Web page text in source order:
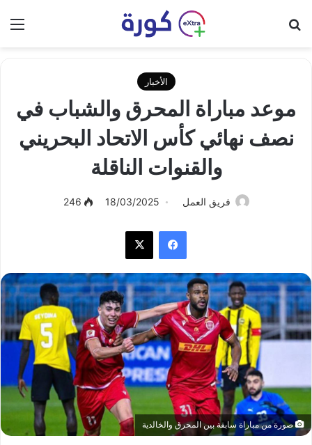
الأخبار
موعد مباراة المحرق والشباب في
نصف نهائي كأس الاتحاد البحريني
والقنوات الناقلة
فريق العمل 18/03/2025
246
فيسبوك
صورة من مباراة سابقة بين المحرق والخالدية